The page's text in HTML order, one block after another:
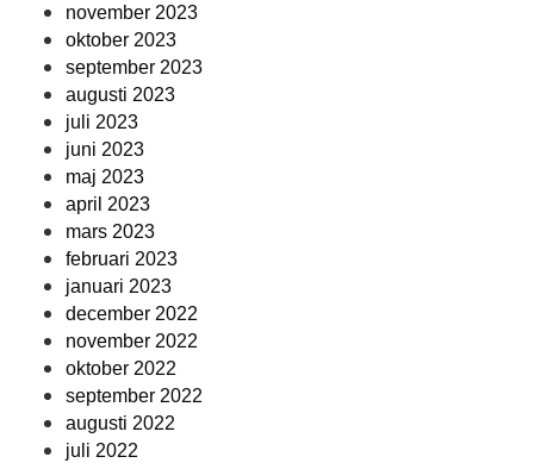
november 2023
oktober 2023
september 2023
augusti 2023
juli 2023
juni 2023
maj 2023
april 2023
mars 2023
februari 2023
januari 2023
december 2022
november 2022
oktober 2022
september 2022
augusti 2022
juli 2022